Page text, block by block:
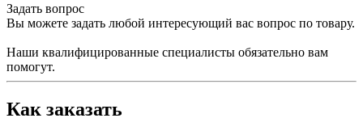
Задать вопрос
Вы можете задать любой интересующий вас вопрос по товару.
Наши квалифицированные специалисты обязательно вам
помогут.
Как заказать